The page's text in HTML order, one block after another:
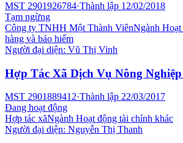
MST 2901926784·Thành lập 12/02/2018
Tạm ngừng
Công ty TNHH Một Thành ViênNgành Hoạt
hàng và bảo hiểm
Người đại diện: Vũ Thị Vinh
Hợp Tác Xã Dịch Vụ Nông
MST 2901889412·Thành lập 22/03/2017
Đang hoạt động
Hợp tác xãNgành Hoạt động tài chính khác
Người đại diện: Nguyễn Thị Thanh